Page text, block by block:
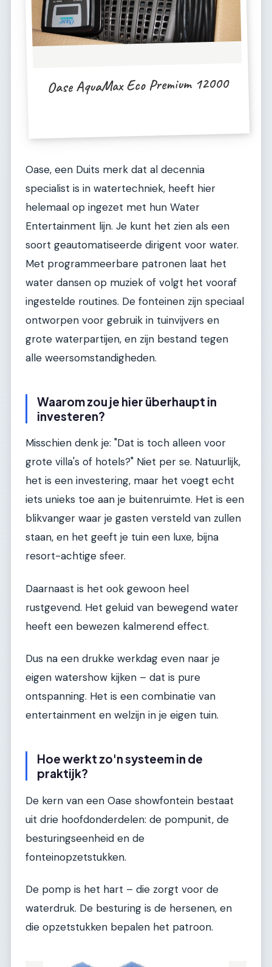
Oase AquaMax Eco Premium 12000
Oase, een Duits merk dat al decennia
specialist is in watertechniek, heeft hier
helemaal op ingezet met hun Water
Entertainment lijn. Je kunt het zien als een
soort geautomatiseerde dirigent voor water.
Met programmeerbare patronen laat het
water dansen op muziek of volgt het vooraf
ingestelde routines. De fonteinen zijn speciaal
ontworpen voor gebruik in tuinvijvers en
grote waterpartijen, en zijn bestand tegen
alle weersomstandigheden.
Waarom zou je hier überhaupt in
investeren?
Misschien denk je: "Dat is toch alleen voor
grote villa's of hotels?" Niet per se. Natuurlijk,
het is een investering, maar het voegt echt
iets unieks toe aan je buitenruimte. Het is een
blikvanger waar je gasten versteld van zullen
staan, en het geeft je tuin een luxe, bijna
resort-achtige sfeer.
Daarnaast is het ook gewoon heel
rustgevend. Het geluid van bewegend water
heeft een bewezen kalmerend effect.
Dus na een drukke werkdag even naar je
eigen watershow kijken – dat is pure
ontspanning. Het is een combinatie van
entertainment en welzijn in je eigen tuin.
Hoe werkt zo'n systeem in de
praktijk?
De kern van een Oase showfontein bestaat
uit drie hoofdonderdelen: de pompunit, de
besturingseenheid en de
fonteinopzetstukken.
De pomp is het hart – die zorgt voor de
waterdruk. De besturing is de hersenen, en
die opzetstukken bepalen het patroon.